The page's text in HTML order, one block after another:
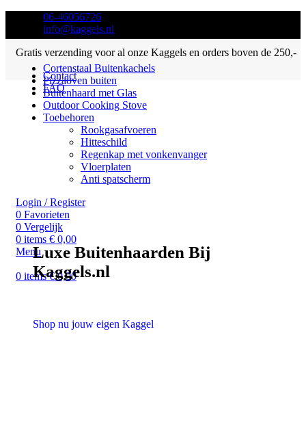
06-46056726
info@kaggels.nl
Gratis verzending voor al onze Kaggels en orders boven de 250,-
Contact
FAQ
Cortenstaal Buitenkachels
Pizzaoven buiten
Buitenhaard met Glas
Outdoor Cooking Stove
Toebehoren
Rookgasafvoeren
Hitteschild
Regenkap met vonkenvanger
Vloerplaten
Anti spatscherm
Login / Register
0 Favorieten
0 Vergelijk
0 items € 0,00
Menu
0 items €0,00
Luxe Buitenhaarden Bij
Kaggels.nl
Shop nu jouw eigen Kaggel